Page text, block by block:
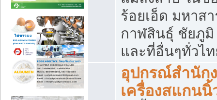
ร้อยเอ็ด มหาส
กาฬสินธุ์ ชัยภู
และที่อื่นๆทั่วไ
อุปกรณ์สำนัก
เครื่องสแกนนิ้